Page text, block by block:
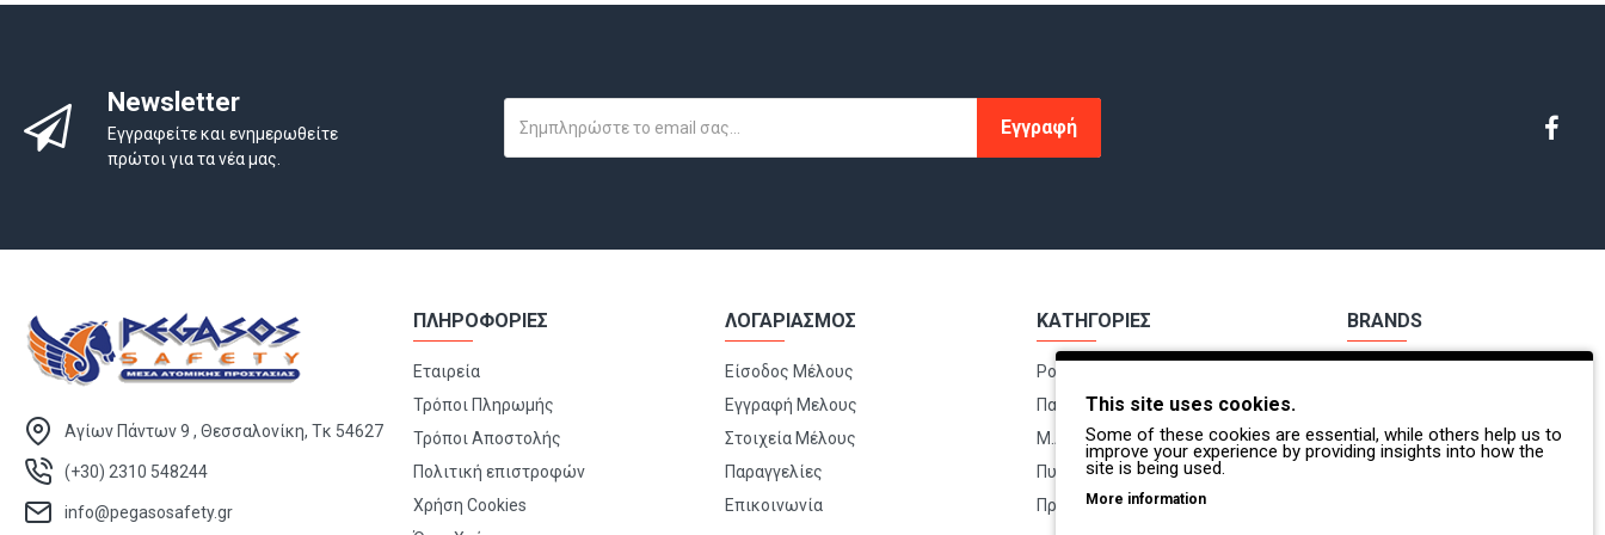
Newsletter
Εγγραφείτε και ενημερωθείτε
πρώτοι για τα νέα μας.
Εγγραφή
Αγίων Πάντων 9 , Θεσσαλονίκη, Τκ 54627
(+30) 2310 548244
info@pegasosafety.gr
ΠΛΗΡΟΦΟΡΙΕΣ
Εταιρεία
Τρόποι Πληρωμής
Τρόποι Αποστολής
Πολιτική επιστροφών
Χρήση Cookies
ΛΟΓΑΡΙΑΣΜΟΣ
Είσοδος Μέλους
Εγγραφή Μελους
Στοιχεία Μέλους
Παραγγελίες
Επικοινωνία
ΚΑΤΗΓΟΡΙΕΣ
Ρούχα Εργασίας
Παπούτσια Εργασίας
Μ.Α.Π.
Πυροσβέστες - Διασώστες
Πρώτες Βοήθειες
BRANDS
Coverguard
This site uses cookies.
Some of these cookies are essential, while others help us to
improve your experience by providing insights into how the
site is being used.
More information